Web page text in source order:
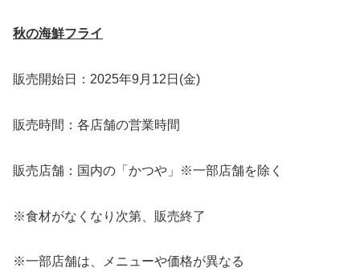
秋の海鮮フライ
販売開始日：2025年9月12日(金)
販売時間：各店舗の営業時間
販売店舗：国内の「かつや」※一部店舗を除く
※食材がなくなり次第、販売終了
※一部店舗は、メニューや価格が異なる